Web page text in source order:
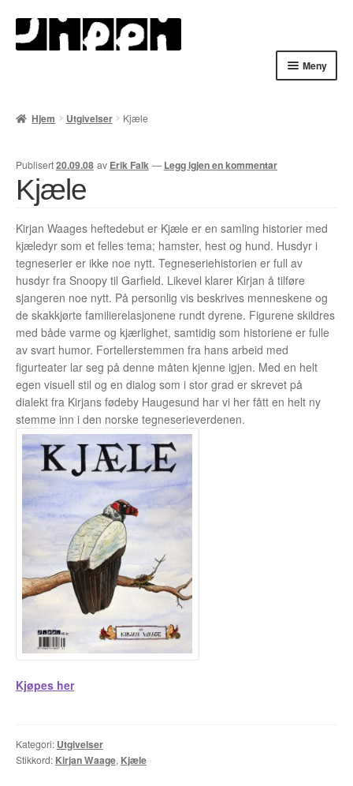
Hopp
til
Hopp
til
Meny
Handlekurv
Lenker
Min konto
Nyheter
Nyhetsarkiv
Opprørets bobler
Nyhetsbrev
Om Jippi
Kontakt
Reklamebanners
Andrew Page
Anja Dahle Øverbye
Annette Saugestad Helland
Arne W. Isachsen
Øystein Runde
Hjem Utgivelser Kjæle
Publisert20.09.08 av Erik Falk —Legg igjen en kommentar
Kjæle
Kirjan Waages heftedebut er Kjæle er en samling historier med
kjæledyr som et felles tema; hamster, hest og hund. Husdyr i
tegneserier er ikke noe nytt. Tegneseriehistorien er full av
husdyr fra Snoopy til Garfield. Likevel klarer Kirjan å tilføre
sjangeren noe nytt. På personlig vis beskrives menneskene og
de skakkjørte familierelasjonene rundt dyrene. Figurene skildres
med både varme og kjærlighet, samtidig som historiene er fulle
av svart humor. Fortellerstemmen fra hans arbeid med
figurteater lar seg på denne måten kjenne igjen. Med en helt
egen visuell stil og en dialog som i stor grad er skrevet på
dialekt fra Kirjans fødeby Haugesund har vi her fått en helt ny
stemme inn i den norske tegneserieverdenen.
Kjøpes her
Kategori: Utgivelser
Stikkord: Kirjan Waage, Kjæle